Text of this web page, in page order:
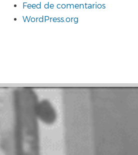
Feed de comentarios
WordPress.org